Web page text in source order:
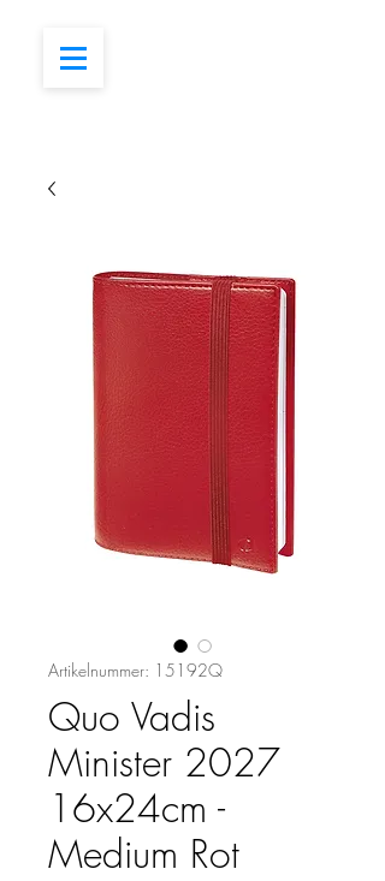
Artikelnummer: 15192Q
Quo Vadis
Minister 2027
16x24cm -
Medium Rot